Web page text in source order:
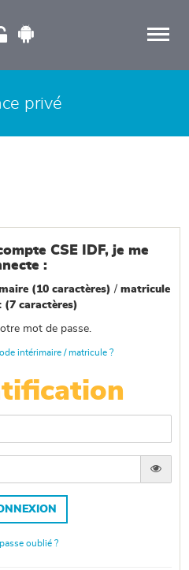
privé
CSE IDF, je me
:
(10 caractères) / matricule
(7 caractères)
mot de passe.
intérimaire / matricule ?
oublié ?